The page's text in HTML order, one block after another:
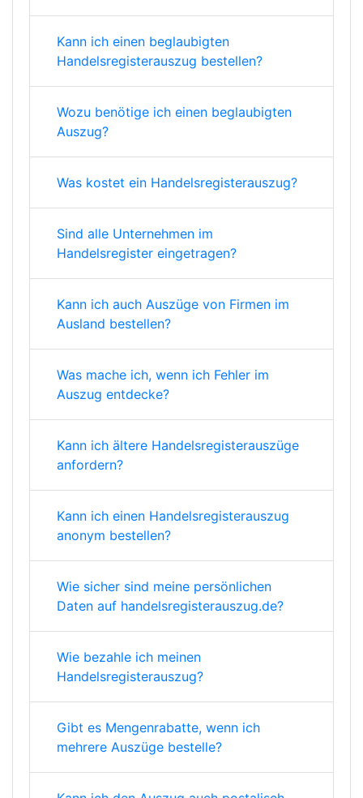
Kann ich einen beglaubigten
Handelsregisterauszug bestellen?
Wozu benötige ich einen beglaubigten
Auszug?
Was kostet ein Handelsregisterauszug?
Sind alle Unternehmen im
Handelsregister eingetragen?
Kann ich auch Auszüge von Firmen im
Ausland bestellen?
Was mache ich, wenn ich Fehler im
Auszug entdecke?
Kann ich ältere Handelsregisterauszüge
anfordern?
Kann ich einen Handelsregisterauszug
anonym bestellen?
Wie sicher sind meine persönlichen
Daten auf handelsregisterauszug.de?
Wie bezahle ich meinen
Handelsregisterauszug?
Gibt es Mengenrabatte, wenn ich
mehrere Auszüge bestelle?